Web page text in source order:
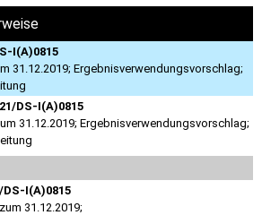
I(A)0815
31.12.2019; Ergebnisverwendungsvorschlag;
DS-I(A)0815
31.12.2019; Ergebnisverwendungsvorschlag;
DS-I(A)0815
31.12.2019;